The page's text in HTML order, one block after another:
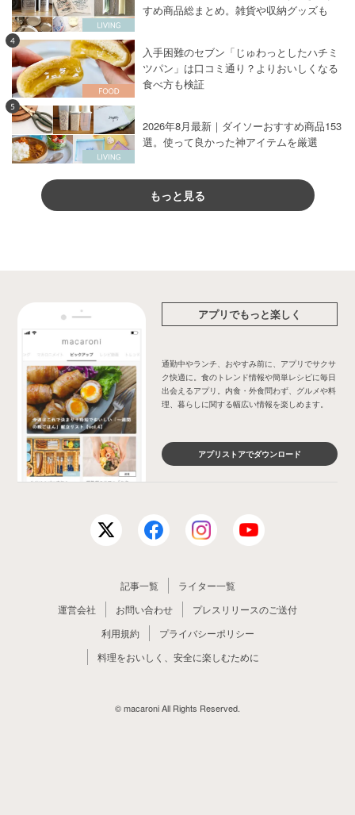
すめ商品総まとめ。雑貨や収納グッズも
4
入手困難のセブン「じゅわっとしたハチミ
ツパン」は口コミ通り？よりおいしくなる
食べ方も検証
5
2026年8月最新｜ダイソーおすすめ商品153
選。使って良かった神アイテムを厳選
もっと見る
アプリでもっと楽しく
通勤中やランチ、おやすみ前に、アプリでサクサ
ク快適に。食のトレンド情報や簡単レシピに毎日
出会えるアプリ。内食・外食問わず、グルメや料
理、暮らしに関する幅広い情報を楽しめます。
アプリストアでダウンロード
記事一覧
ライター一覧
運営会社
お問い合わせ
プレスリリースのご送付
利用規約
プライバシーポリシー
料理をおいしく、安全に楽しむために
© macaroni All Rights Reserved.